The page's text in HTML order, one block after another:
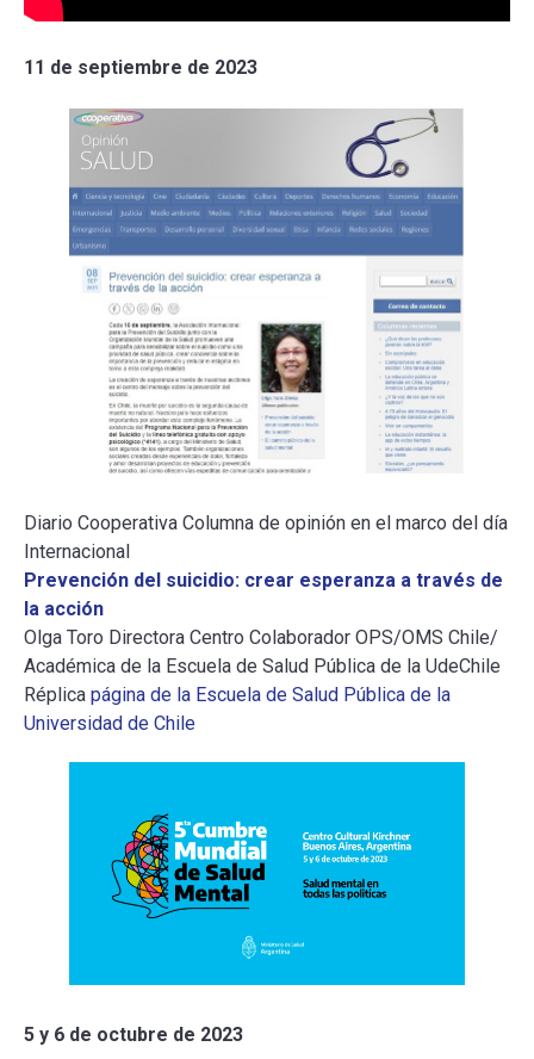
11 de septiembre de 2023
Diario Cooperativa Columna de opinión en el marco del día
Internacional
Prevención del suicidio: crear esperanza a través de
la acción
Olga Toro Directora Centro Colaborador OPS/OMS Chile/
Académica de la Escuela de Salud Pública de la UdeChile
Réplica página de la Escuela de Salud Pública de la
Universidad de Chile
5 y 6 de octubre de 2023